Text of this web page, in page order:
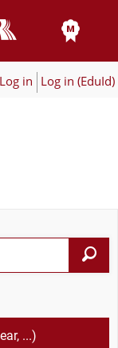
Log in Log in (EduId)
...)